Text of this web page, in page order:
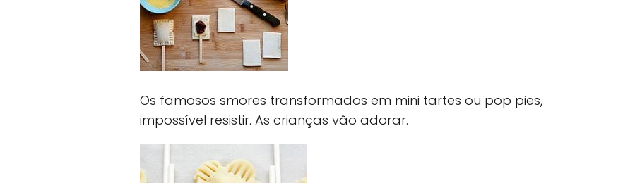
Os famosos smores transformados em mini tartes ou pop pies,
impossível resistir. As crianças vão adorar.